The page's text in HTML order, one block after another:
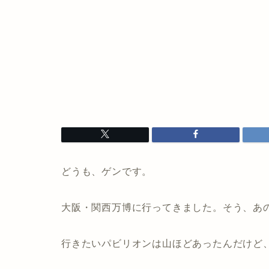
どうも、ゲンです。
大阪・関西万博に行ってきました。そう、あ
行きたいパビリオンは山ほどあったんだけど、